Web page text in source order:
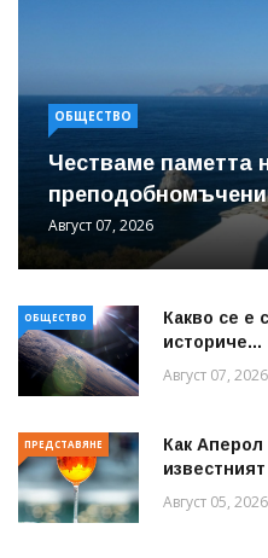
ОБЩЕСТВО
Честваме паметта
Август 07, 2026
ОБЩЕСТВО
Какво се е
историче...
Август 07, 2026
ПРЕДСТАВЯНЕ
Как
известният
Август 05, 2026